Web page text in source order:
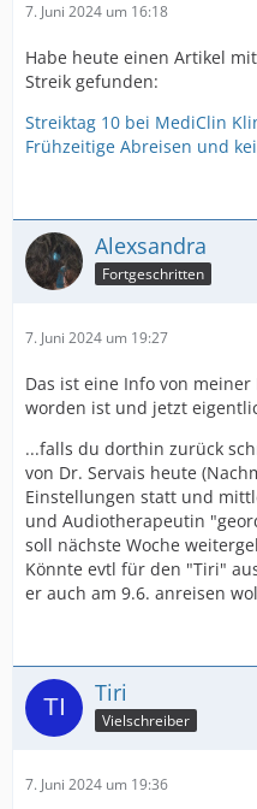
7. Juni 2024 um 16:18
Habe heute einen Artikel
Streik gefunden:
Streiktag 10 bei MediClin
Frühzeitige Abreisen und
Alexsandra
Fortgeschritten
7. Juni 2024 um 19:27
Das ist eine Info von
worden ist und jetzt
...falls du dorthin zurück
von Dr. Servais heute
Einstellungen statt und
und Audiotherapeutin
soll nächste Woche
Könnte evtl für den "Tiri"
er auch am 9.6. anreisen
Tiri
Vielschreiber
7. Juni 2024 um 19:36